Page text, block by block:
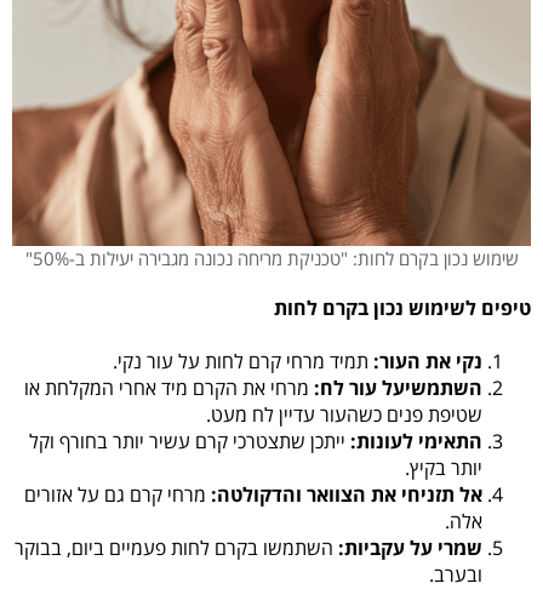
שימוש נכון בקרם לחות: "טכניקת מריחה נכונה מגבירה יעילות ב-50%"
טיפים לשימוש נכון בקרם לחות
נקי את העור: תמיד מרחי קרם לחות על עור נקי.
השתמשיעל עור לח: מרחי את הקרם מיד אחרי המקלחת או
שטיפת פנים כשהעור עדיין לח מעט.
התאימי לעונות: ייתכן שתצטרכי קרם עשיר יותר בחורף וקל
יותר בקיץ.
אל תזניחי את הצוואר והדקולטה: מרחי קרם גם על אזורים
אלה.
שמרי על עקביות: השתמשו בקרם לחות פעמיים ביום, בבוקר
ובערב.